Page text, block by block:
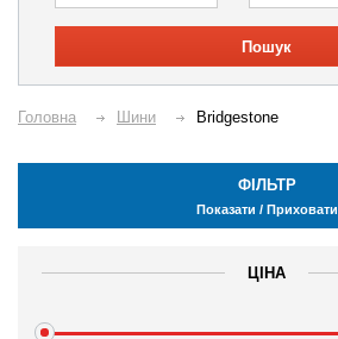
Пошук
Головна Шини Bridgestone
ФІЛЬТР
Показати / Приховати
ЦІНА